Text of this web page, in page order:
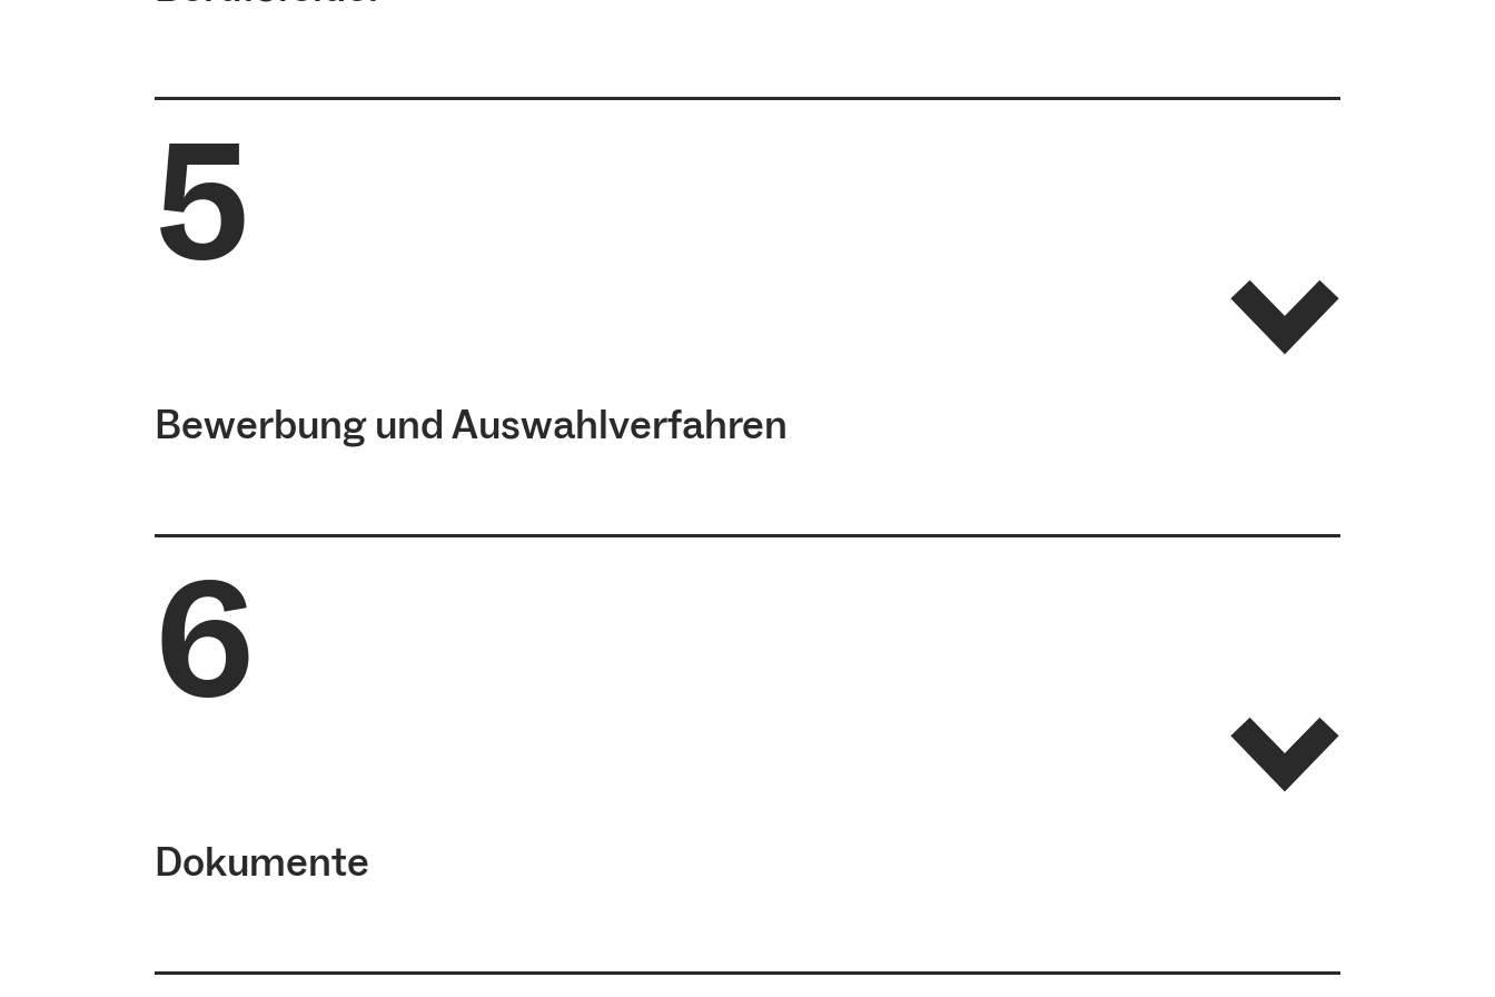
5
Bewerbung und Auswahlverfahren
Online-Bewerbung, Zugangsvoraussetzungen und Auswahlverfahren
6
Dokumente